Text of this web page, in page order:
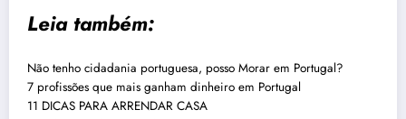
Leia também:
Não tenho cidadania portuguesa, posso Morar em Portugal?
7 profissões que mais ganham dinheiro em Portugal
11 DICAS PARA ARRENDAR CASA